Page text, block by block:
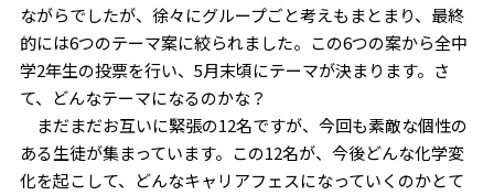
ながらでしたが、徐々にグループごと考えもまとまり、最終
的には6つのテーマ案に絞られました。この6つの案から全中
学2年生の投票を行い、5月末頃にテーマが決まります。さ
て、どんなテーマになるのかな？
まだまだお互いに緊張の12名ですが、今回も素敵な個性の
ある生徒が集まっています。この12名が、今後どんな化学変
化を起こして、どんなキャリアフェスになっていくのかとて